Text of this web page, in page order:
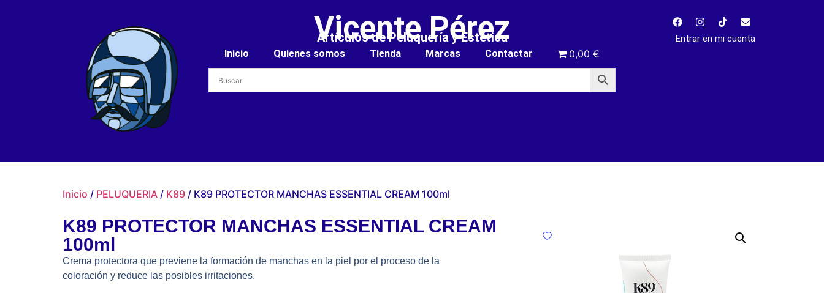
Vicente Pérez
Artículos de Peluquería y Estética
Inicio Quienes somos Tienda Marcas Contactar 0,00 €
Entrar en mi cuenta
Inicio / PELUQUERIA / K89 / K89 PROTECTOR MANCHAS ESSENTIAL CREAM 100ml
K89 PROTECTOR MANCHAS ESSENTIAL CREAM
100ml
Crema protectora que previene la formación de manchas en la piel por el proceso de la
coloración y reduce las posibles irritaciones.